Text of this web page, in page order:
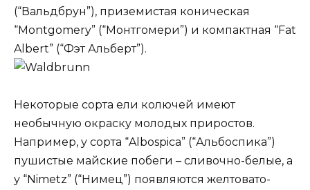
(“Вальдбрун”), приземистая коническая
“Montgomery” (“Монтгомери”) и компактная “Fat
Albert” (“Фэт Альберт”).
Некоторые сорта ели колючей имеют
необычную окраску молодых приростов.
Например, у сорта “Albospica” (“Альбоспика”)
пушистые майские побеги – сливочно-белые, а
у “Nimetz” (“Нимец”) появляются желтовато-